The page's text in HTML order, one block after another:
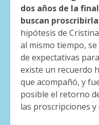
dos años de la
buscan proscribirla
hipótesis de
al mismo tiempo,
de expectativas
existe un recuerdo
que acompañó, y
posible el retorno
las proscripciones